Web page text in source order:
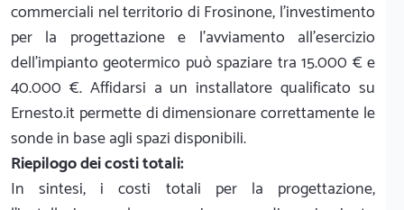
commerciali nel territorio di Frosinone, l'investimento
per la progettazione e l'avviamento all'esercizio
dell'impianto geotermico può spaziare tra 15.000 € e
40.000 €. Affidarsi a un installatore qualificato su
Ernesto.it permette di dimensionare correttamente le
sonde in base agli spazi disponibili.
Riepilogo dei costi totali:
In sintesi, i costi totali per la progettazione,